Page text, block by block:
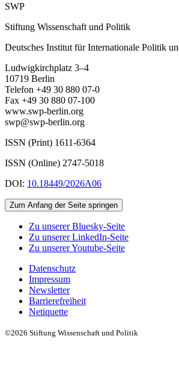
SWP
Stiftung Wissenschaft und Politik
Deutsches Institut für Internationale Politik
Ludwigkirchplatz 3–4
10719 Berlin
Telefon +49 30 880 07-0
Fax +49 30 880 07-100
www.swp-berlin.org
swp@swp-berlin.org
ISSN (Print) 1611-6364
ISSN (Online) 2747-5018
DOI: 10.18449/2026A06
Zum Anfang der Seite springen
Zu unserer Bluesky-Seite
Zu unserer LinkedIn-Seite
Zu unserer Youtube-Seite
Datenschutz
Impressum
Newsletter
Barrierefreiheit
Netiquette
©2026 Stiftung Wissenschaft und Politik